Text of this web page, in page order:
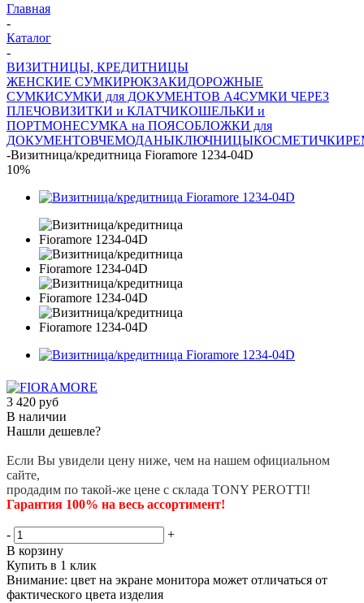
Главная
-
Каталог
-
ВИЗИТНИЦЫ, КРЕДИТНИЦЫ
ЖЕНСКИЕ СУМКИРЮКЗАКИДОРОЖНЫЕ
СУМКИСУМКИ для ДОКУМЕНТОВ А4СУМКИ ЧЕРЕЗ
ПЛЕЧОВИЗИТКИ и КЛАТЧИКОШЕЛЬКИ и
ПОРТМОНЕСУМКА на ПОЯСОБЛОЖКИ для
ДОКУМЕНТОВЧЕМОДАНЫКЛЮЧНИЦЫКОСМЕТИЧКИ
-Визитница/кредитница Fioramore 1234-04D
10%
3 420 руб
В наличии
Нашли дешевле?
Если Вы увидели цену ниже, чем на нашем официальном
сайте,
продадим по такой-же цене с склада TONY PEROTTI!
Гарантия 100% на весь ассортимент!
-
+
В корзину
Купить в 1 клик
Внимание: цвет на экране монитора может отличаться от
фактического цвета изделия